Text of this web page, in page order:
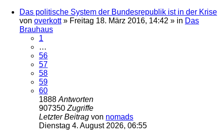
Das politische System der Bundesrepublik ist in der Krise
von overkott» Freitag 18. März 2016, 14:42 » in Das
Brauhaus
1
…
56
57
58
59
60
1888 Antworten
907350 Zugriffe
Letzter Beitrag von nomads
Dienstag 4. August 2026, 06:55